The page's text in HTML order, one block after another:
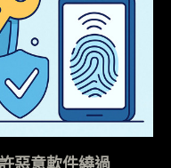
惡意軟件繞過